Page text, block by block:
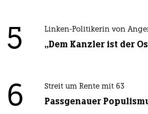
5 Linken-Politikerin von
„Dem Kanzler ist der
6 Streit um Rente mit 63
Passgenauer